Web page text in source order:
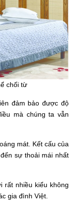
chối từ
đảm bảo được độ
mà chúng ta vẫn
mát. Kết cấu của
sự thoải mái nhất
rất nhiều kiểu không
gia đình Việt.